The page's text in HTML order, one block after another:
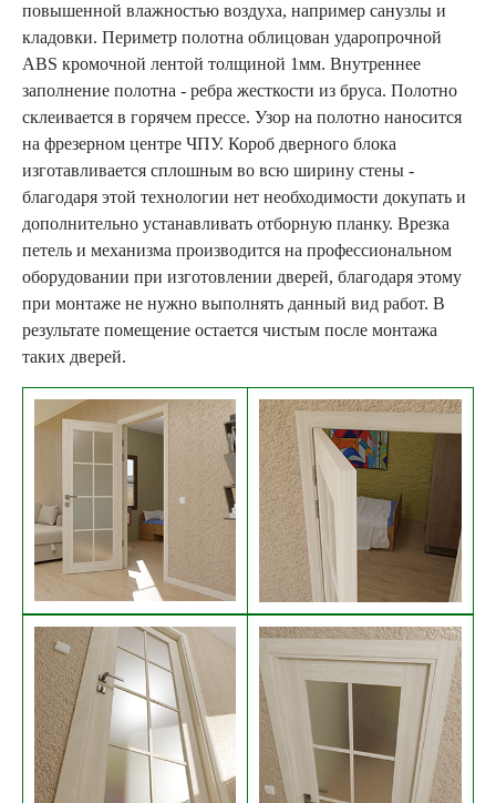
повышенной влажностью воздуха, например санузлы и
кладовки. Периметр полотна облицован ударопрочной
ABS кромочной лентой толщиной 1мм. Внутреннее
заполнение полотна - ребра жесткости из бруса. Полотно
склеивается в горячем прессе. Узор на полотно наносится
на фрезерном центре ЧПУ. Короб дверного блока
изготавливается сплошным во всю ширину стены -
благодаря этой технологии нет необходимости докупать и
дополнительно устанавливать отборную планку. Врезка
петель и механизма производится на профессиональном
оборудовании при изготовлении дверей, благодаря этому
при монтаже не нужно выполнять данный вид работ. В
результате помещение остается чистым после монтажа
таких дверей.